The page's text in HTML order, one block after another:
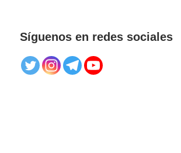
Síguenos en redes sociales